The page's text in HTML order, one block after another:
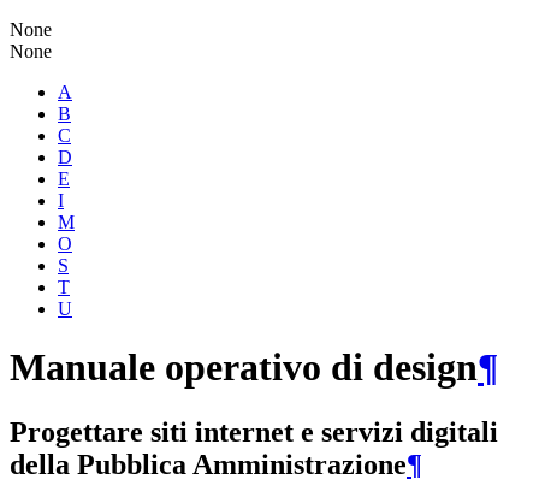
None
None
A
B
C
D
E
I
M
O
S
T
U
Manuale operativo di design¶
Progettare siti internet e servizi digitali
della Pubblica Amministrazione¶